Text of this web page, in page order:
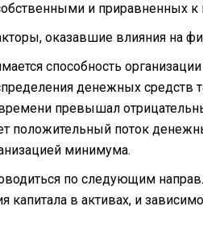
и приравненных
оказавшие влияния на
способность
денежных средств
превышал
положительный поток
минимума.
по следующим
капитала в активах, и